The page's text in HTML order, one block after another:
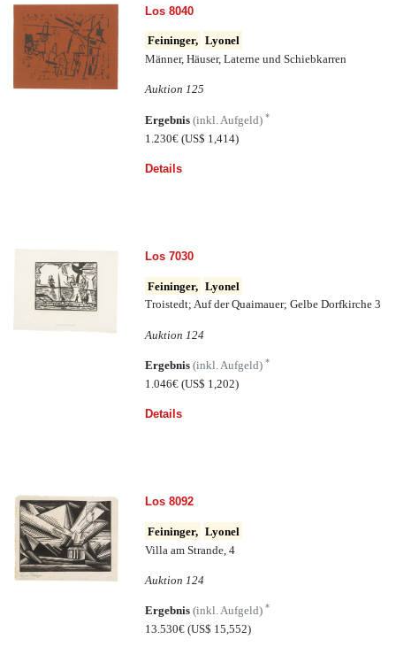
Los 8040
Feininger, Lyonel
Männer, Häuser, Laterne und Schiebkarren
Auktion 125
Ergebnis(inkl. Aufgeld)*
1.230€(US$ 1,414)
Details
Los 7030
Feininger, Lyonel
Troistedt; Auf der Quaimauer; Gelbe Dorfkirche 3
Auktion 124
Ergebnis(inkl. Aufgeld)*
1.046€(US$ 1,202)
Details
Los 8092
Feininger, Lyonel
Villa am Strande, 4
Auktion 124
Ergebnis(inkl. Aufgeld)*
13.530€(US$ 15,552)